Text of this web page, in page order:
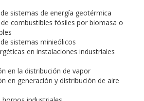
sistemas de energía geotérmica
combustibles fósiles por biomasa o
sistemas minieólicos
en instalaciones industriales
en la distribución de vapor
en generación y distribución de aire